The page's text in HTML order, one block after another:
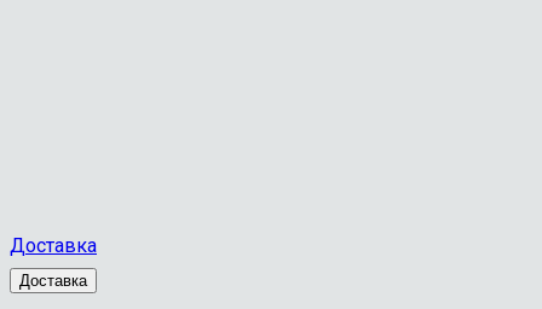
Доставка
Доставка